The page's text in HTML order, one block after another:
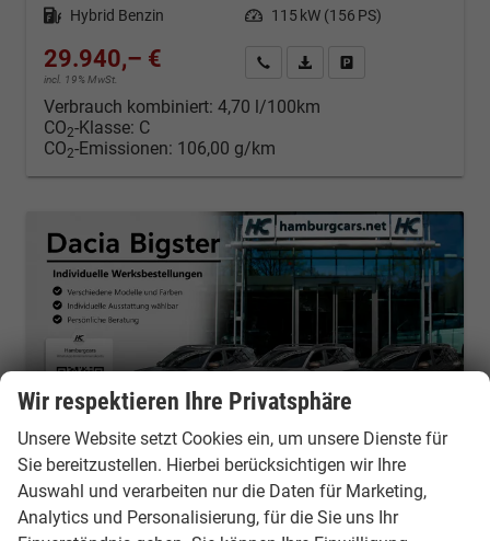
Kraftstoff Hybrid Benzin Leistung 115 kW (156 PS)
29.940,– €
incl. 19% MwSt.
Kontakt & Angebot anfordern
PDF-Datei, Fahrzeugexposé
Verbrauch kombiniert: 4,70 l/100km
CO2-Klasse: C
CO2-Emissionen: 106,00 g/km
Wir respektieren Ihre Privatsphäre
Unsere Website setzt Cookies ein, um unsere Dienste für
Sie bereitzustellen. Hierbei berücksichtigen wir Ihre
Auswahl und verarbeiten nur die Daten für Marketing,
Analytics und Personalisierung, für die Sie uns Ihr